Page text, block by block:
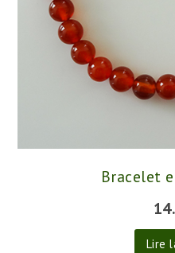
Bracelet
Lire